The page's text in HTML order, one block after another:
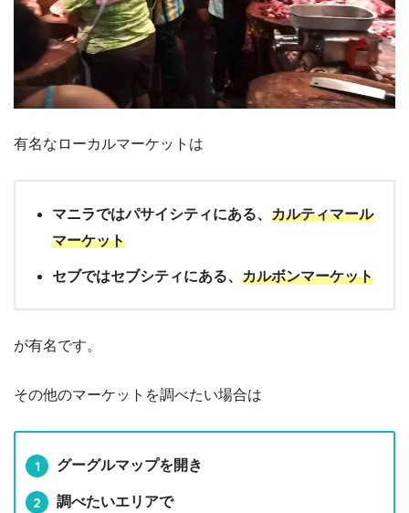
有名なローカルマーケットは
マニラではパサイシティにある、 カルティマール
マーケット
セブではセブシティにある、 カルボンマーケット
が有名です。
その他のマーケットを調べたい場合は
グーグルマップを開き
調べたいエリアで